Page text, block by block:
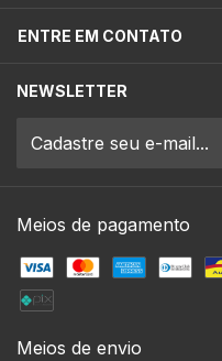
ENTRE EM CONTATO
NEWSLETTER
Meios de pagamento
Meios de envio